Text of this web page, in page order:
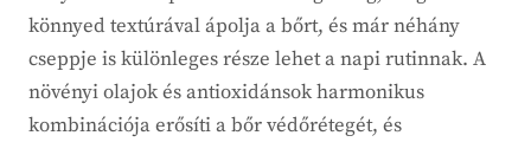
könnyed textúrával ápolja a bőrt, és már néhány
cseppje is különleges része lehet a napi rutinnak. A
növényi olajok és antioxidánsok harmonikus
kombinációja erősíti a bőr védőrétegét, és